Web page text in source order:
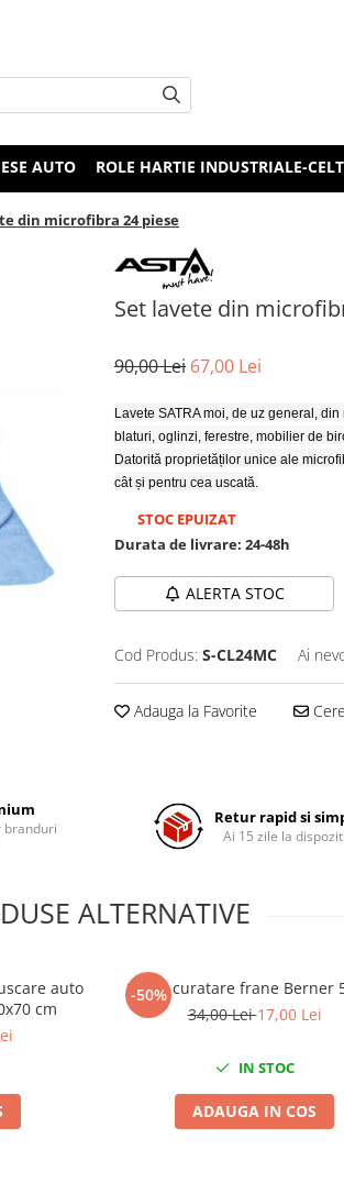
AUTO ROLE HARTIE INDUSTRIALE-
din microfibra 24 piese
Set lavete din
90,00 Lei 67,00 Lei
Lavete SATRA moi, de uz general,
blaturi, oglinzi, ferestre, mobilier de
Datorită proprietăților unice ale
cât și pentru cea uscată.
STOC EPUIZAT
Durata de livrare: 24-48h
ALERTA STOC
Cod Produs: S-CL24MC Ai
Adauga la Favorite
branduri
Retur rapid si
Ai 15 zile la
ALTERNATIVE
auto
cm
-50%
Spray curatare frane Berner
34,00 Lei17,00 Lei
IN STOC
ADAUGA IN COS